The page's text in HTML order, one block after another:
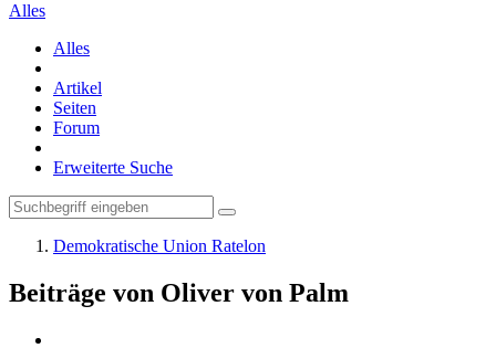
Alles
Alles
Artikel
Seiten
Forum
Erweiterte Suche
Demokratische Union Ratelon
Beiträge von Oliver von Palm